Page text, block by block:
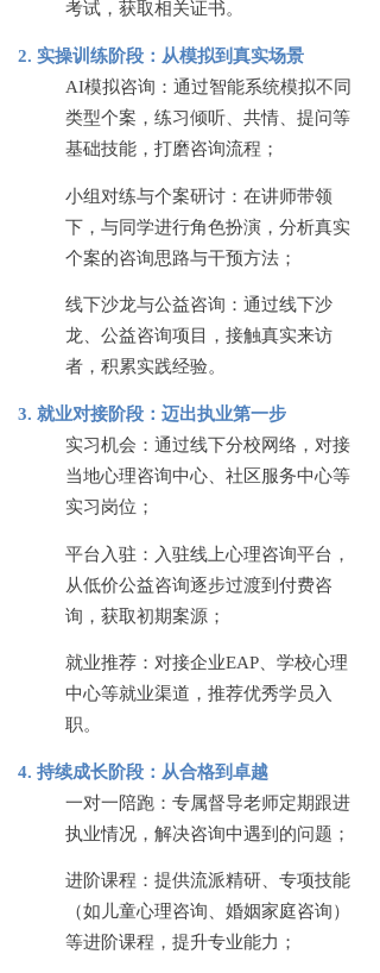
考试，获取相关证书。
2. 实操训练阶段：从模拟到真实场景
AI模拟咨询：通过智能系统模拟不同
类型个案，练习倾听、共情、提问等
基础技能，打磨咨询流程；
小组对练与个案研讨：在讲师带领
下，与同学进行角色扮演，分析真实
个案的咨询思路与干预方法；
线下沙龙与公益咨询：通过线下沙
龙、公益咨询项目，接触真实来访
者，积累实践经验。
3. 就业对接阶段：迈出执业第一步
实习机会：通过线下分校网络，对接
当地心理咨询中心、社区服务中心等
实习岗位；
平台入驻：入驻线上心理咨询平台，
从低价公益咨询逐步过渡到付费咨
询，获取初期案源；
就业推荐：对接企业EAP、学校心理
中心等就业渠道，推荐优秀学员入
职。
4. 持续成长阶段：从合格到卓越
一对一陪跑：专属督导老师定期跟进
执业情况，解决咨询中遇到的问题；
进阶课程：提供流派精研、专项技能
（如儿童心理咨询、婚姻家庭咨询）
等进阶课程，提升专业能力；